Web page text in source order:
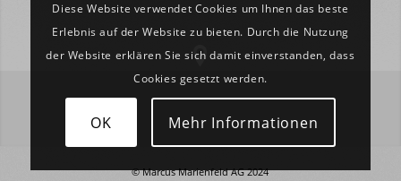
© Marcus Marienfeld AG 2024
Diese Website verwendet Cookies um Ihnen das beste
Erlebnis auf der Website zu bieten. Durch die Nutzung
der Website erklären Sie sich damit einverstanden, dass
Cookies gesetzt werden.
OK Mehr Informationen